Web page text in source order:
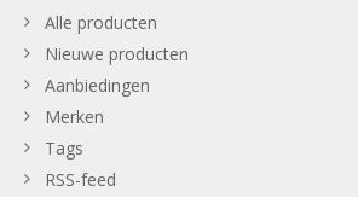
Alle producten
Nieuwe producten
Aanbiedingen
Merken
Tags
RSS-feed